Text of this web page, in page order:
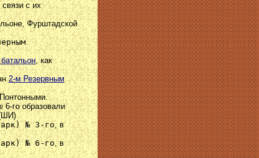
связи с их
Фурштадской
, как
2-м Резервным
го образовали
№ 3-го, в
№ 6-го, в